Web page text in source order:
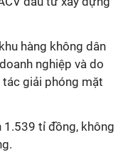
hàng không dân
nghiệp và do
tác giải phóng mặt
tỉ đồng, không